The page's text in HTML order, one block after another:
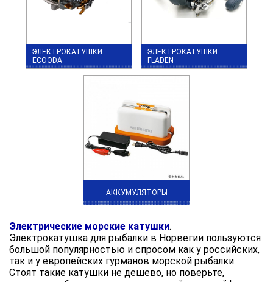
ЭЛЕКТРОКАТУШКИ
ECOODA
ЭЛЕКТРОКАТУШКИ
FLADEN
АККУМУЛЯТОРЫ
Электрические морские катушки.
Электрокатушка для рыбалки в Норвегии пользуются
большой популярностью и спросом как у российских,
так и у европейских гурманов морской рыбалки.
Стоят такие катушки не дешево, но поверьте,